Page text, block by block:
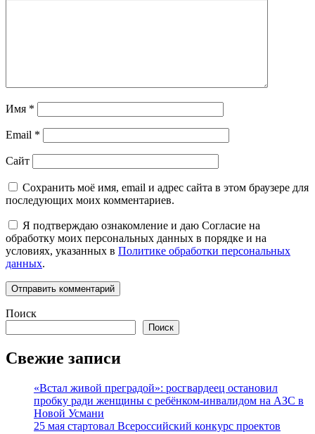
Имя *
Email *
Сайт
Сохранить моё имя, email и адрес сайта в этом браузере для
последующих моих комментариев.
Я подтверждаю ознакомление и даю Согласие на
обработку моих персональных данных в порядке и на
условиях, указанных в Политике обработки персональных
данных.
Поиск
Поиск
Свежие записи
«Встал живой преградой»: росгвардеец остановил
пробку ради женщины с ребёнком-инвалидом на АЗС в
Новой Усмани
25 мая стартовал Всероссийский конкурс проектов